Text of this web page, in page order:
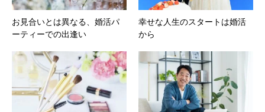
お見合いとは異なる、婚活パ
ーティーでの出逢い
幸せな人生のスタートは婚活
から